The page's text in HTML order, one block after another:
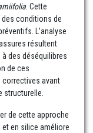
. Cette
conditions de
L’analyse
résultent
des déséquilibres
de ces
correctives avant
structurelle.
de cette approche
et en silice améliore